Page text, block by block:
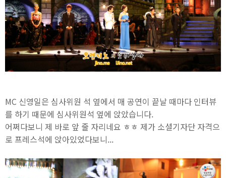
MC 신영일은 심사위원 석 옆에서 매 공연이 끝날 때마다 인터뷰
를 하기 때문에 심사위원석 옆에 앉았습니다.
어쩌다보니 제 바로 앞 줄 자리네요 ㅎㅎ 제가 소셜기자단 자격으
로 프레스석에 앉아있었다보니...